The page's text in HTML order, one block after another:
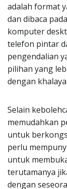
adalah format
dan dibaca
komputer
telefon pintar
pengendalian
pilihan yang
dengan
Selain
memudahkan
untuk
perlu
untuk
terutamanya
dengan